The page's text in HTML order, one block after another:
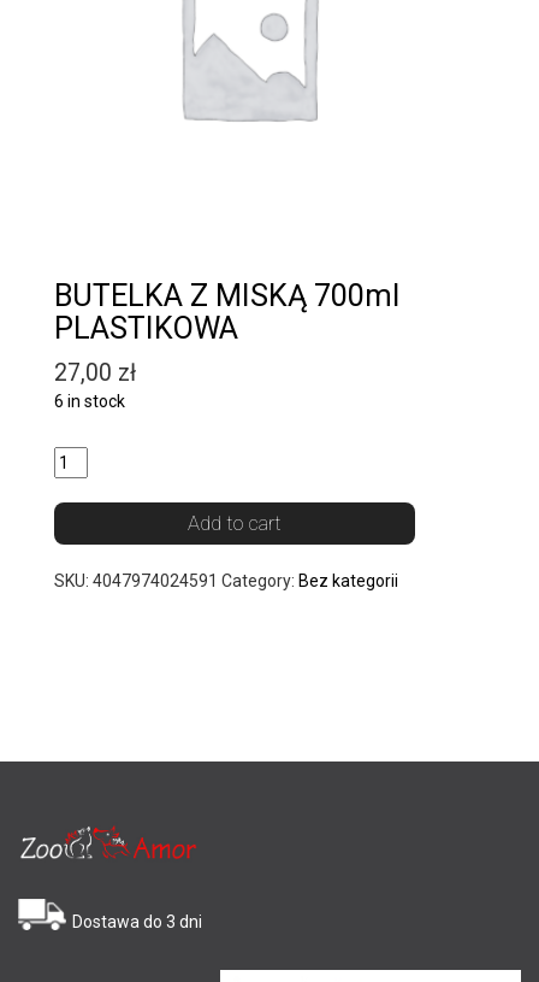
BUTELKA Z MISKĄ 700ml
PLASTIKOWA
27,00 zł
6 in stock
Add to cart
SKU: 4047974024591 Category: Bez kategorii
Dostawa do 3 dni